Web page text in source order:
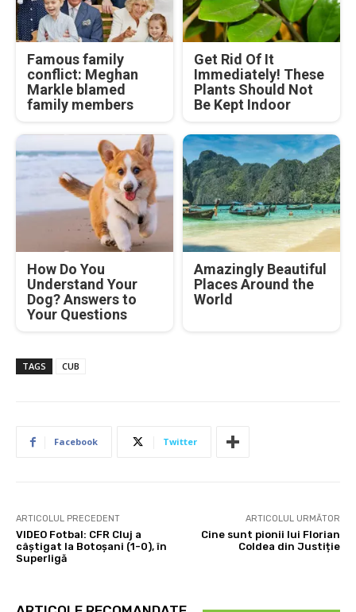
Famous family
conflict: Meghan
Markle blamed
family members
Get Rid Of It
Immediately! These
Plants Should Not
Be Kept Indoor
How Do You
Understand Your
Dog? Answers to
Your Questions
Amazingly Beautiful
Places Around the
World
TAGS CUB
Facebook Twitter
ARTICOLUL PRECEDENT
VIDEO Fotbal: CFR Cluj a
câștigat la Botoșani (1-0), în
Superligă
ARTICOLUL URMĂTOR
Cine sunt pionii lui Florian
Coldea din Justiție